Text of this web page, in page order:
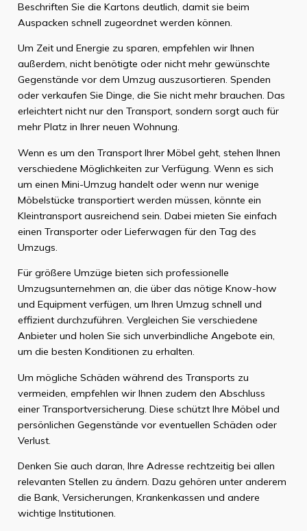
Beschriften Sie die Kartons deutlich, damit sie beim
Auspacken schnell zugeordnet werden können.
Um Zeit und Energie zu sparen, empfehlen wir Ihnen
außerdem, nicht benötigte oder nicht mehr gewünschte
Gegenstände vor dem Umzug auszusortieren. Spenden
oder verkaufen Sie Dinge, die Sie nicht mehr brauchen. Das
erleichtert nicht nur den Transport, sondern sorgt auch für
mehr Platz in Ihrer neuen Wohnung.
Wenn es um den Transport Ihrer Möbel geht, stehen Ihnen
verschiedene Möglichkeiten zur Verfügung. Wenn es sich
um einen Mini-Umzug handelt oder wenn nur wenige
Möbelstücke transportiert werden müssen, könnte ein
Kleintransport ausreichend sein. Dabei mieten Sie einfach
einen Transporter oder Lieferwagen für den Tag des
Umzugs.
Für größere Umzüge bieten sich professionelle
Umzugsunternehmen an, die über das nötige Know-how
und Equipment verfügen, um Ihren Umzug schnell und
effizient durchzuführen. Vergleichen Sie verschiedene
Anbieter und holen Sie sich unverbindliche Angebote ein,
um die besten Konditionen zu erhalten.
Um mögliche Schäden während des Transports zu
vermeiden, empfehlen wir Ihnen zudem den Abschluss
einer Transportversicherung. Diese schützt Ihre Möbel und
persönlichen Gegenstände vor eventuellen Schäden oder
Verlust.
Denken Sie auch daran, Ihre Adresse rechtzeitig bei allen
relevanten Stellen zu ändern. Dazu gehören unter anderem
die Bank, Versicherungen, Krankenkassen und andere
wichtige Institutionen.